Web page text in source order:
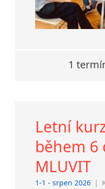
1
Letní
během 6
MLUVIT
1-1 - srpen 2026 |